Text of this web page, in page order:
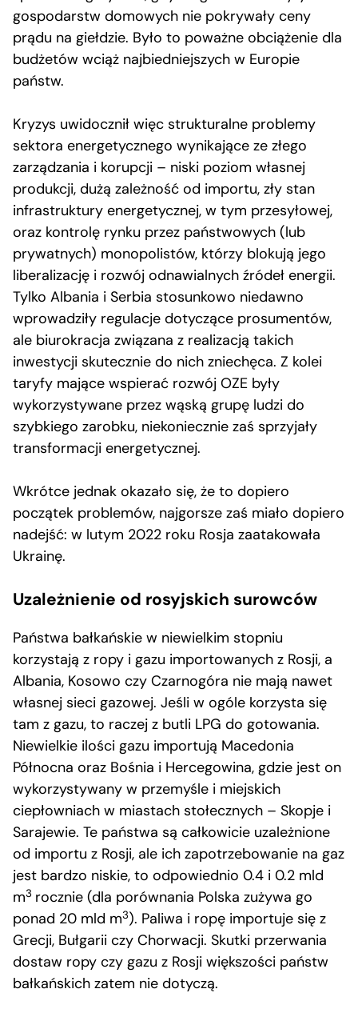
gospodarstw domowych nie pokrywały ceny
prądu na giełdzie. Było to poważne obciążenie dla
budżetów wciąż najbiedniejszych w Europie
państw.
Kryzys uwidocznił więc strukturalne problemy
sektora energetycznego wynikające ze złego
zarządzania i korupcji – niski poziom własnej
produkcji, dużą zależność od importu, zły stan
infrastruktury energetycznej, w tym przesyłowej,
oraz kontrolę rynku przez państwowych (lub
prywatnych) monopolistów, którzy blokują jego
liberalizację i rozwój odnawialnych źródeł energii.
Tylko Albania i Serbia stosunkowo niedawno
wprowadziły regulacje dotyczące prosumentów,
ale biurokracja związana z realizacją takich
inwestycji skutecznie do nich zniechęca. Z kolei
taryfy mające wspierać rozwój OZE były
wykorzystywane przez wąską grupę ludzi do
szybkiego zarobku, niekoniecznie zaś sprzyjały
transformacji energetycznej.
Wkrótce jednak okazało się, że to dopiero
początek problemów, najgorsze zaś miało dopiero
nadejść: w lutym 2022 roku Rosja zaatakowała
Ukrainę.
Uzależnienie od rosyjskich surowców
Państwa bałkańskie w niewielkim stopniu
korzystają z ropy i gazu importowanych z Rosji, a
Albania, Kosowo czy Czarnogóra nie mają nawet
własnej sieci gazowej. Jeśli w ogóle korzysta się
tam z gazu, to raczej z butli LPG do gotowania.
Niewielkie ilości gazu importują Macedonia
Północna oraz Bośnia i Hercegowina, gdzie jest on
wykorzystywany w przemyśle i miejskich
ciepłowniach w miastach stołecznych – Skopje i
Sarajewie. Te państwa są całkowicie uzależnione
od importu z Rosji, ale ich zapotrzebowanie na gaz
jest bardzo niskie, to odpowiednio 0.4 i 0.2 mld
m3 rocznie (dla porównania Polska zużywa go
ponad 20 mld m3). Paliwa i ropę importuje się z
Grecji, Bułgarii czy Chorwacji. Skutki przerwania
dostaw ropy czy gazu z Rosji większości państw
bałkańskich zatem nie dotyczą.